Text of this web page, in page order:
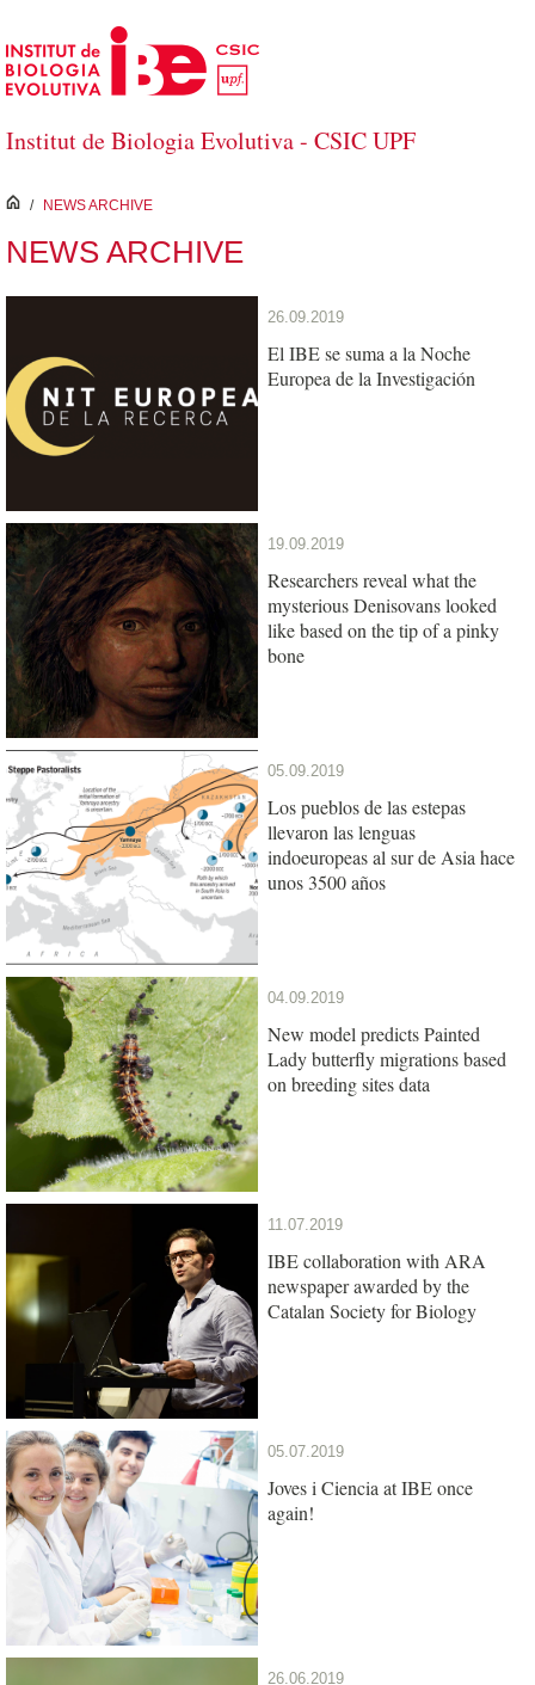
Skip to Main Content
Institut de Biologia Evolutiva - CSIC UPF
inici
/ NEWS ARCHIVE
NEWS ARCHIVE
26.09.2019
El IBE se suma a la Noche
Europea de la Investigación
19.09.2019
Researchers reveal what the
mysterious Denisovans looked
like based on the tip of a pinky
bone
05.09.2019
Los pueblos de las estepas
llevaron las lenguas
indoeuropeas al sur de Asia hace
unos 3500 años
04.09.2019
New model predicts Painted
Lady butterfly migrations based
on breeding sites data
11.07.2019
IBE collaboration with ARA
newspaper awarded by the
Catalan Society for Biology
05.07.2019
Joves i Ciencia at IBE once
again!
26.06.2019